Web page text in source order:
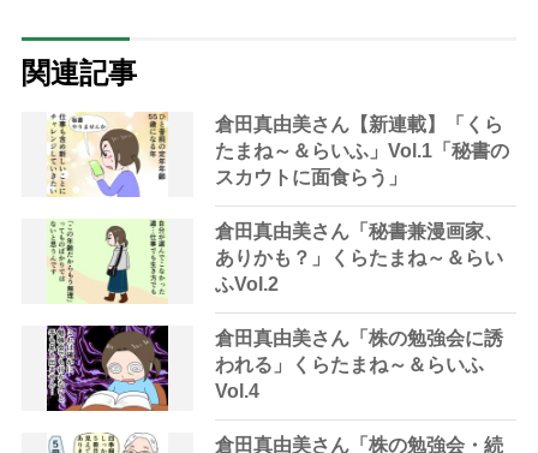
関連記事
倉田真由美さん【新連載】「くら
たまね～＆らいふ」Vol.1「秘書の
スカウトに面食らう」
倉田真由美さん「秘書兼漫画家、
ありかも？」くらたまね～＆らい
ふVol.2
倉田真由美さん「株の勉強会に誘
われる」くらたまね～＆らいふ
Vol.4
倉田真由美さん「株の勉強会・続